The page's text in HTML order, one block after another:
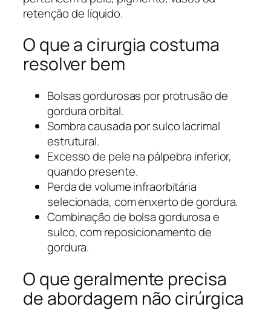
retenção de líquido.
O que a cirurgia costuma
resolver bem
Bolsas gordurosas por protrusão de
gordura orbital.
Sombra causada por sulco lacrimal
estrutural.
Excesso de pele na pálpebra inferior,
quando presente.
Perda de volume infraorbitária
selecionada, com enxerto de gordura.
Combinação de bolsa gordurosa e
sulco, com reposicionamento de
gordura.
O que geralmente precisa
de abordagem não cirúrgica